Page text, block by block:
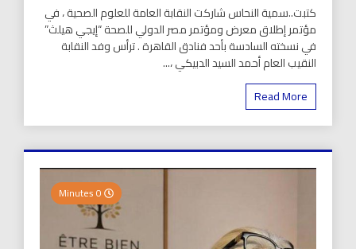
كتبت..سمية النحاس شاركت النقابة العامة للعلوم الصحية ، في
مؤتمر إطلاق معرض ومؤتمر مصر الدولي للصحة “إيجي هيلث”
في نسخته السادسة بأحد فنادق القاهرة . ترأس وفد النقابة
النقيب العام أحمد السيد الدبيكي ،...
Read More